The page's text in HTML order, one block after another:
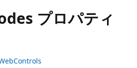
プロパティ